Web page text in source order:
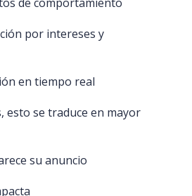
por intereses y
en tiempo real
esto se traduce en mayor
su anuncio